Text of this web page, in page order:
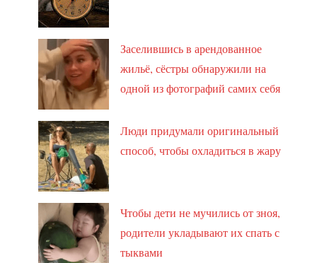
Заселившись в арендованное
жильё, сёстры обнаружили на
одной из фотографий самих себя
Люди придумали оригинальный
способ, чтобы охладиться в жару
Чтобы дети не мучились от зноя,
родители укладывают их спать с
тыквами